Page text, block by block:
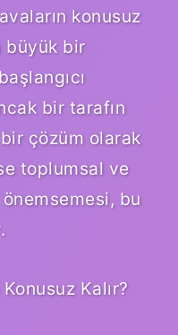
konusuz
büyük bir
bir tarafın
çözüm olarak
toplumsal ve
önemsemesi, bu
Kalır?